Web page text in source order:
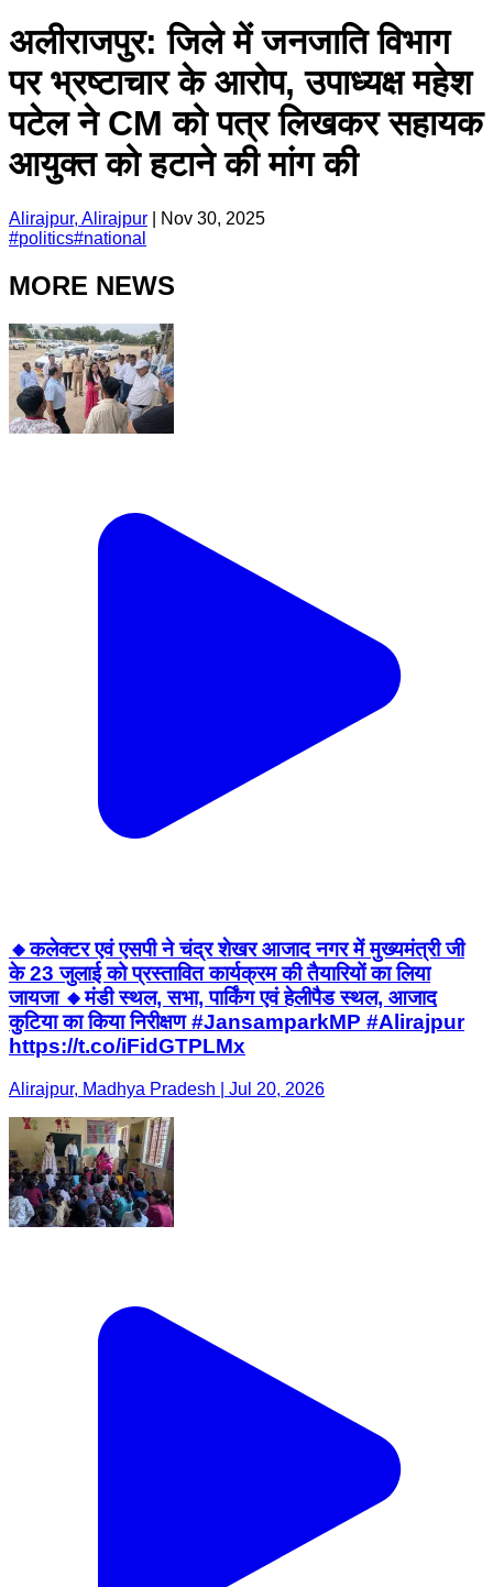
अलीराजपुर: जिले में जनजाति विभाग
पर भ्रष्टाचार के आरोप, उपाध्यक्ष महेश
पटेल ने CM को पत्र लिखकर सहायक
आयुक्त को हटाने की मांग की
Alirajpur, Alirajpur
Nov 30, 2025
#politics#national
MORE NEWS
🔸कलेक्टर एवं एसपी ने चंद्र शेखर आजाद नगर में मुख्यमंत्री जी
के 23 जुलाई को प्रस्तावित कार्यक्रम की तैयारियों का लिया
जायजा 🔸मंडी स्थल, सभा, पार्किंग एवं हेलीपैड स्थल, आजाद
कुटिया का किया निरीक्षण #JansamparkMP #Alirajpur
https://t.co/iFidGTPLMx
Alirajpur, Madhya Pradesh | Jul 20, 2026